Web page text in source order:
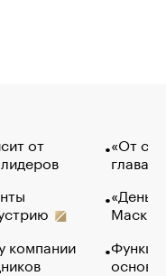
от
компании
«От
глава
Маск в
основ